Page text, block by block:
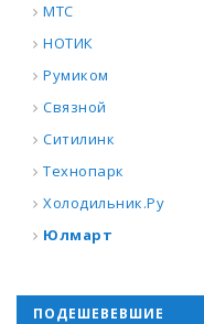
МТС
НОТИК
Румиком
Связной
Ситилинк
Технопарк
Холодильник.Ру
Юлмарт
ПОДЕШЕВЕВШИЕ